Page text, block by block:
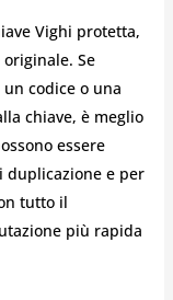
Vighi protetta,
Se
codice o una
chiave, è meglio
essere
e per
tutto il
più rapida